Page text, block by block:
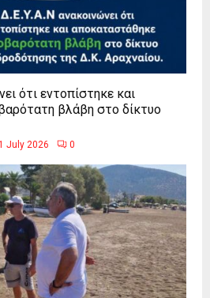
ότι εντοπίστηκε και
βλάβη στο δίκτυο
July 2026 0